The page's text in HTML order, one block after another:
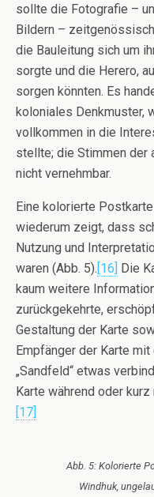
sollte die Fotografie –
Bildern –
die Bauleitung sich um
sorgte und die Herero,
sorgen könnten. Es
koloniales Denkmuster,
vollkommen in die
stellte; die Stimmen der
nicht vernehmbar.
Eine kolorierte
wiederum zeigt, dass
Nutzung und
waren (Abb. 5).[16] Die
kaum weitere
zurückgekehrte,
Gestaltung der Karte
Empfänger der Karte mit
„Sandfeld“ etwas
Karte während oder
[17]
Abb. 5: Kolorierte
Windhuk,